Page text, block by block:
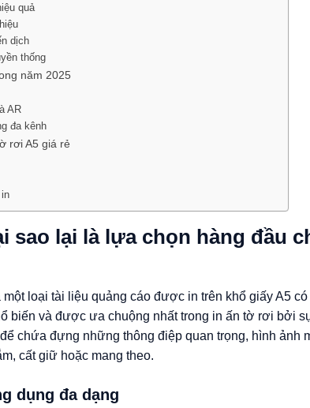
quả
dịch
thống
năm 2025
AR
đa kênh
rơi A5 giá rẻ
sao lại là lựa chọn hàng đầu
loại tài liệu quảng cáo được in trên khổ giấy A5
biến và được ưa chuộng nhất trong in ấn tờ rơi bởi
chứa đựng những thông điệp quan trọng, hình ảnh
cất giữ hoặc mang theo.
dụng đa dạng